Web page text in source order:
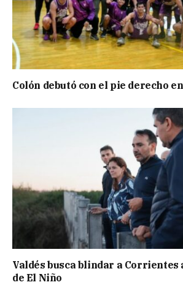
Colón debutó con el pie derecho
Valdés busca blindar a Corrientes
de El Niño